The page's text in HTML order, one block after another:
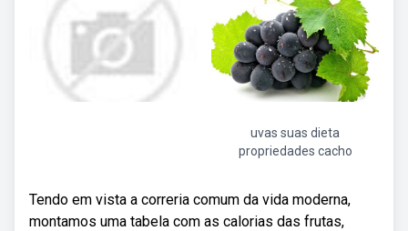
uvas suas dieta
propriedades cacho
Tendo em vista a correria comum da vida moderna,
montamos uma tabela com as calorias das frutas,